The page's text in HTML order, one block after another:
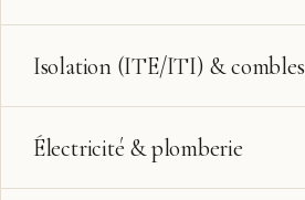
Isolation (ITE/ITI) & combles
Électricité & plomberie